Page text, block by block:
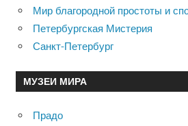
Мир благородной простоты и
Петербургская Мистерия
Санкт-Петербург
МУЗЕИ МИРА
Прадо